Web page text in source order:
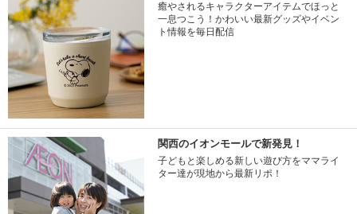
癒やされるキャラクターアイテムでほっと
一息つこう！かわいい最新グッズやイベン
ト情報を毎日配信
関西のイオンモールで新発見！
子どもと楽しめる新しい遊び方をママライ
ター達が現地から最新リポ！